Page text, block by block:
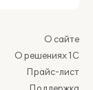
О сайте
О решениях 1С
Прайс-лист